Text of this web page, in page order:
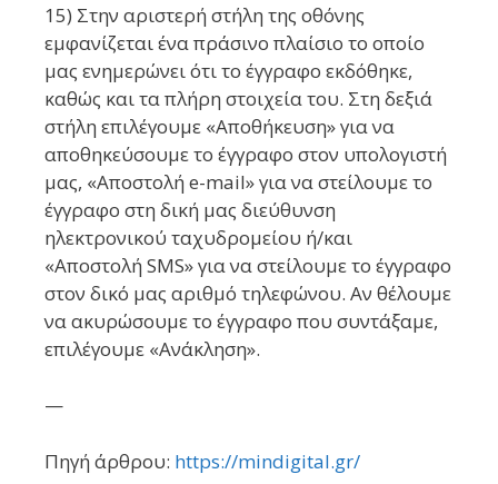
15) Στην αριστερή στήλη της οθόνης
εμφανίζεται ένα πράσινο πλαίσιο το οποίο
μας ενημερώνει ότι το έγγραφο εκδόθηκε,
καθώς και τα πλήρη στοιχεία του. Στη δεξιά
στήλη επιλέγουμε «Αποθήκευση» για να
αποθηκεύσουμε το έγγραφο στον υπολογιστή
μας, «Αποστολή e-mail» για να στείλουμε το
έγγραφο στη δική μας διεύθυνση
ηλεκτρονικού ταχυδρομείου ή/και
«Αποστολή SMS» για να στείλουμε το έγγραφο
στον δικό μας αριθμό τηλεφώνου. Αν θέλουμε
να ακυρώσουμε το έγγραφο που συντάξαμε,
επιλέγουμε «Ανάκληση».
—
Πηγή άρθρου: https://mindigital.gr/